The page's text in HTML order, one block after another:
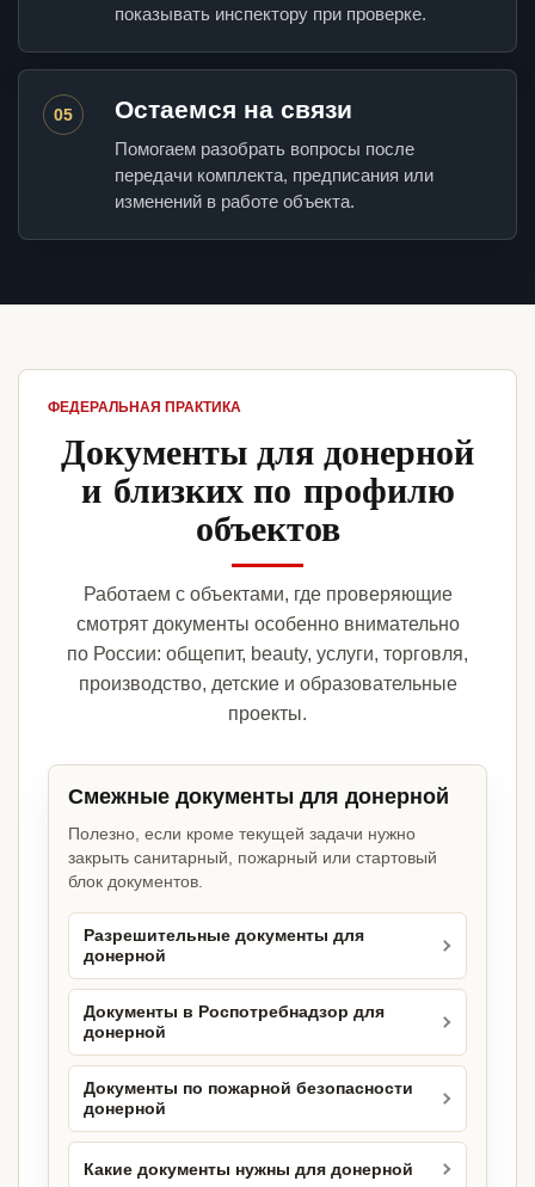
показывать инспектору при проверке.
05 Остаемся на связи
Помогаем разобрать вопросы после
передачи комплекта, предписания или
изменений в работе объекта.
ФЕДЕРАЛЬНАЯ ПРАКТИКА
Документы для донерной
и близких по профилю
объектов
Работаем с объектами, где проверяющие
смотрят документы особенно внимательно
по России: общепит, beauty, услуги, торговля,
производство, детские и образовательные
проекты.
Смежные документы для донерной
Полезно, если кроме текущей задачи нужно
закрыть санитарный, пожарный или стартовый
блок документов.
Разрешительные документы для
донерной
Документы в Роспотребнадзор для
донерной
Документы по пожарной безопасности
донерной
Какие документы нужны для донерной